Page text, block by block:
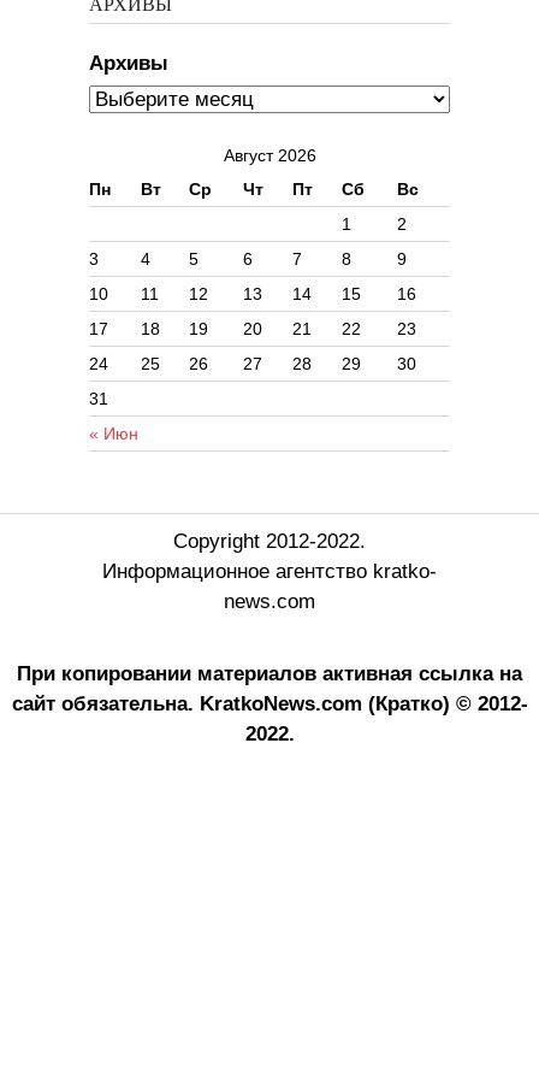
АРХИВЫ
Архивы
Август 2026
Пн
Вт Ср Чт Пт Сб Вс
« Июн
1
2
3
4 5 6 7 8
9
10
11 12 13 14 15
16
17
18 19 20 21 22
23
24
25 26 27 28 29
30
31
Copyright 2012-2022.
Информационное агентство kratko-
news.com
При копировании материалов активная ссылка на
сайт обязательна. KratkoNews.com (Кратко) © 2012-
2022.